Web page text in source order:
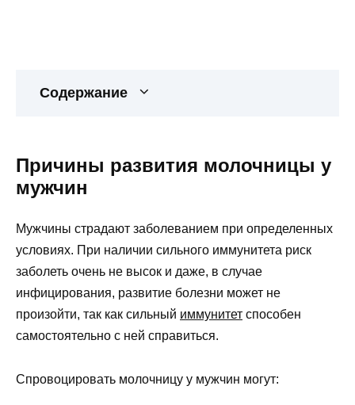
Содержание
Причины развития молочницы у
мужчин
Мужчины страдают заболеванием при определенных
условиях. При наличии сильного иммунитета риск
заболеть очень не высок и даже, в случае
инфицирования, развитие болезни может не
произойти, так как сильный иммунитет способен
самостоятельно с ней справиться.
Спровоцировать молочницу у мужчин могут: